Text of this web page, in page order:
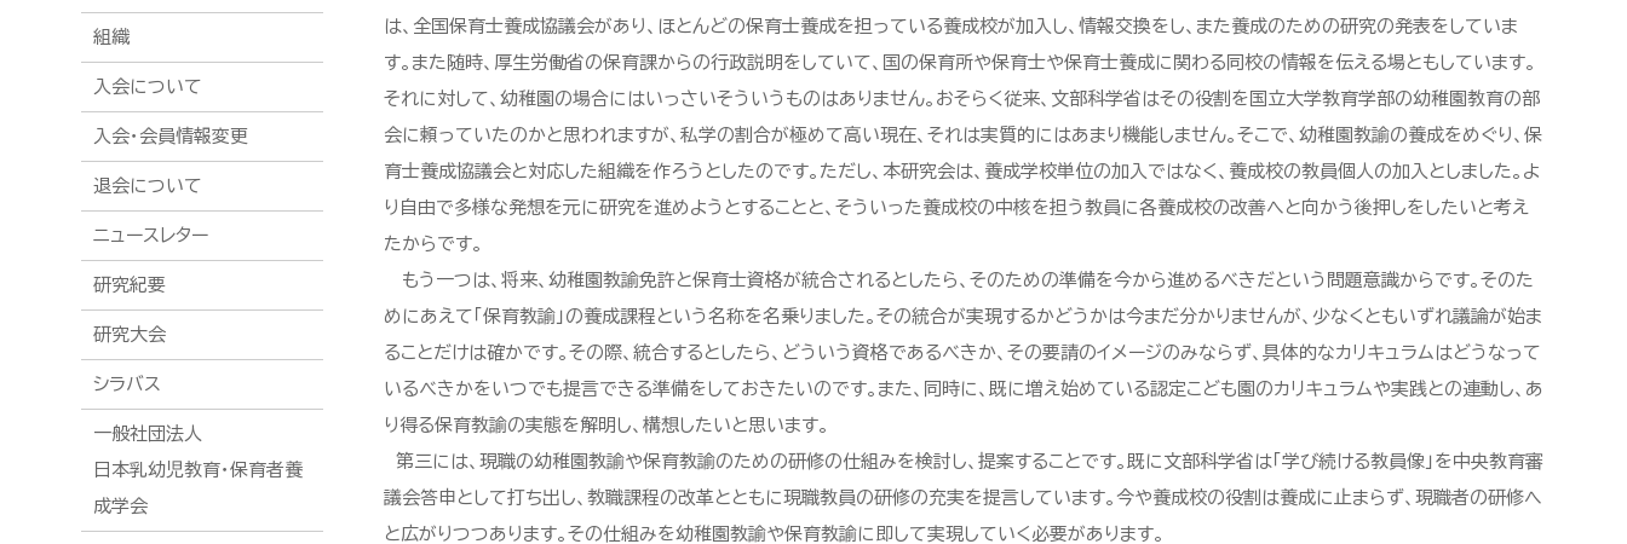
は、全国保育士養成協議会があり、ほとんどの保育士養成を担っている養成校が加入し、情報交換をし、また養成のための研究の発表をしていま
す。また随時、厚生労働省の保育課からの行政説明をしていて、国の保育所や保育士や保育士養成に関わる同校の情報を伝える場ともしています。
それに対して、幼稚園の場合にはいっさいそういうものはありません。おそらく従来、文部科学省はその役割を国立大学教育学部の幼稚園教育の部
会に頼っていたのかと思われますが、私学の割合が極めて高い現在、それは実質的にはあまり機能しません。そこで、幼稚園教諭の養成をめぐり、保
育士養成協議会と対応した組織を作ろうとしたのです。ただし、本研究会は、養成学校単位の加入ではなく、養成校の教員個人の加入としました。よ
り自由で多様な発想を元に研究を進めようとすることと、そういった養成校の中核を担う教員に各養成校の改善へと向かう後押しをしたいと考え
たからです。
もう一つは、将来、幼稚園教諭免許と保育士資格が統合されるとしたら、そのための準備を今から進めるべきだという問題意識からです。そのた
めにあえて「保育教諭」の養成課程という名称を名乗りました。その統合が実現するかどうかは今まだ分かりませんが、少なくともいずれ議論が始ま
ることだけは確かです。その際、統合するとしたら、どういう資格であるべきか、その要請のイメージのみならず、具体的なカリキュラムはどうなって
いるべきかをいつでも提言できる準備をしておきたいのです。また、同時に、既に増え始めている認定こども園のカリキュラムや実践との連動し、あ
り得る保育教諭の実態を解明し、構想したいと思います。
第三には、現職の幼稚園教諭や保育教諭のための研修の仕組みを検討し、提案することです。既に文部科学省は「学び続ける教員像」を中央教育審
議会答申として打ち出し、教職課程の改革とともに現職教員の研修の充実を提言しています。今や養成校の役割は養成に止まらず、現職者の研修へ
と広がりつつあります。その仕組みを幼稚園教諭や保育教諭に即して実現していく必要があります。
組織
入会について
入会・会員情報変更
退会について
ニュースレター
研究紀要
研究大会
シラバス
一般社団法人
日本乳幼児教育・保育者養
成学会